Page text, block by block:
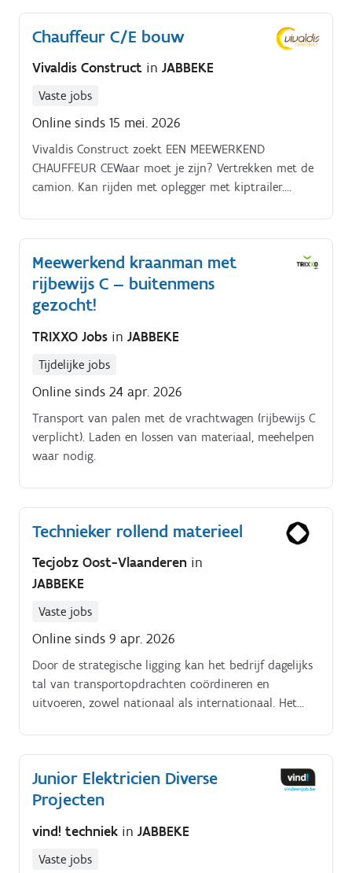
Chauffeur C/E bouw
Vivaldis Construct in JABBEKE
Vaste jobs
Online sinds 15 mei. 2026
Vivaldis Construct zoekt EEN MEEWERKEND
CHAUFFEUR CEWaar moet je zijn? Vertrekken met de
camion. Kan rijden met oplegger met kiptrailer.
Meewerkend kraanman met
rijbewijs C — buitenmens
gezocht!
TRIXXO Jobs in JABBEKE
Tijdelijke jobs
Online sinds 24 apr. 2026
Transport van palen met de vrachtwagen (rijbewijs C
verplicht). Laden en lossen van materiaal, meehelpen
waar nodig.
Technieker rollend materieel
Tecjobz Oost-Vlaanderen in
JABBEKE
Vaste jobs
Online sinds 9 apr. 2026
Door de strategische ligging kan het bedrijf dagelijks
tal van transportopdrachten coördineren en
uitvoeren, zowel nationaal als internationaal. Het
centraal staan.
Junior Elektricien Diverse
Projecten
vind! techniek in JABBEKE
Vaste jobs